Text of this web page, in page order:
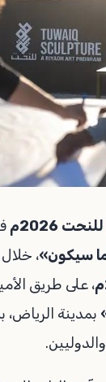
2026م
سيكون»،
، على طريق
بمدينة